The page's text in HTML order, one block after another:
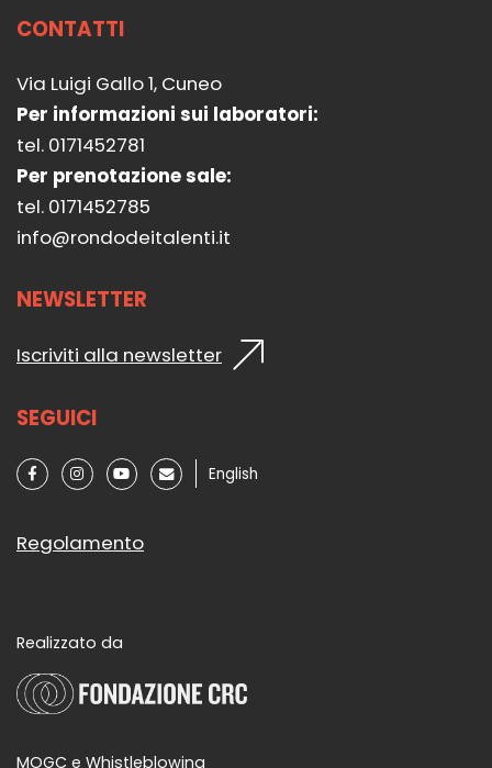
CONTATTI
Via Luigi Gallo 1, Cuneo
Per informazioni sui laboratori:
tel. 0171452781
Per prenotazione sale:
tel. 0171452785
info@rondodeitalenti.it
NEWSLETTER
Iscriviti alla newsletter
SEGUICI
English
Regolamento
Realizzato da
MOGC e Whistleblowing